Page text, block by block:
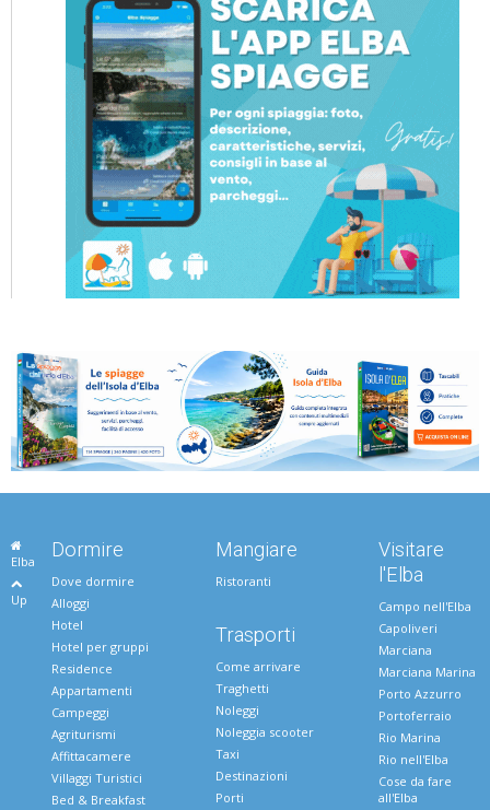
Elba
Up
Dormire
Dove dormire
Alloggi
Hotel
Hotel per gruppi
Residence
Appartamenti
Campeggi
Agriturismi
Affittacamere
Villaggi Turistici
Bed & Breakfast
Mangiare
Ristoranti
Trasporti
Come arrivare
Traghetti
Noleggi
Noleggia scooter
Taxi
Destinazioni
Porti
Visitare
l'Elba
Campo nell'Elba
Capoliveri
Marciana
Marciana Marina
Porto Azzurro
Portoferraio
Rio Marina
Rio nell'Elba
Cose da fare
all'Elba